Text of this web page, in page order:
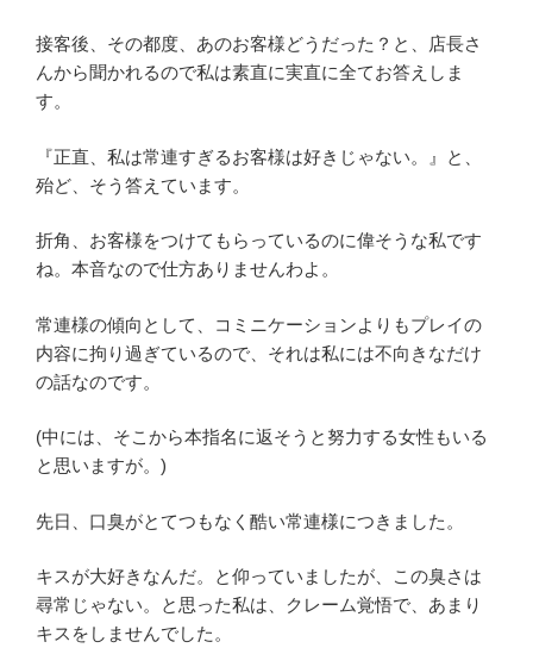
接客後、その都度、あのお客様どうだった？と、店長さ
んから聞かれるので私は素直に実直に全てお答えしま
す。
『正直、私は常連すぎるお客様は好きじゃない。』と、
殆ど、そう答えています。
折角、お客様をつけてもらっているのに偉そうな私です
ね。本音なので仕方ありませんわよ。
常連様の傾向として、コミニケーションよりもプレイの
内容に拘り過ぎているので、それは私には不向きなだけ
の話なのです。
(中には、そこから本指名に返そうと努力する女性もいる
と思いますが。)
先日、口臭がとてつもなく酷い常連様につきました。
キスが大好きなんだ。と仰っていましたが、この臭さは
尋常じゃない。と思った私は、クレーム覚悟で、あまり
キスをしませんでした。